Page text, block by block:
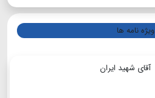
ویژه نامه ها
آقای شهید ایران